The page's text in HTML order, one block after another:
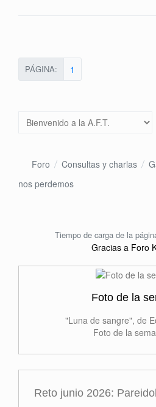
PÁGINA: 1
Foro Consultas y charlas
nos perdemos
Tiempo de carga de la
Gracias a Foro
Foto de la
"Luna de sangre", de
Foto de la
Reto junio 2026: